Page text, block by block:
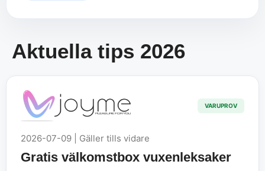
Aktuella tips 2026
VARUPROV
2026-07-09 | Gäller tills vidare
Gratis välkomstbox vuxenleksaker